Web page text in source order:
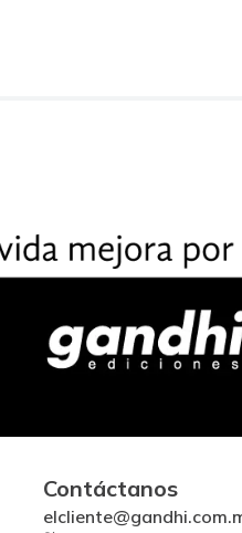
Contáctanos